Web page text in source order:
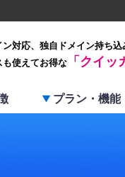
対応、独自ドメイン持ち込
も使えてお得な
「クイッ
プラン・機能